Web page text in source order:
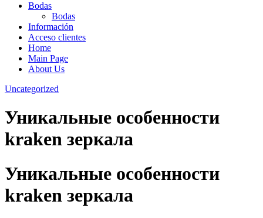
Bodas
Bodas
Información
Acceso clientes
Home
Main Page
About Us
Uncategorized
Уникальные особенности
kraken зеркала
Уникальные особенности
kraken зеркала